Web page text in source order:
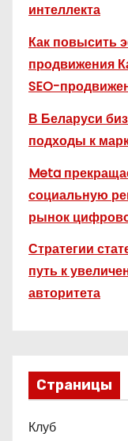
интеллекта
Как повысить
продвижения
SEO-
В Беларуси
подходы к
Meta
социальную
рынок
Стратегии
путь к
авторитета
Страницы
Клуб